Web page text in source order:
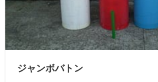
ジャンボバトン